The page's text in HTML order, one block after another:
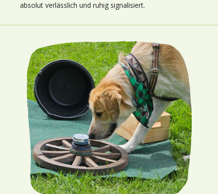
absolut verlässlich und ruhig signalisiert.